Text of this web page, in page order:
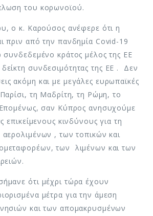
του κορωνοϊού.
ο κ. Καρούσος ανέφερε ότι η
πριν από την πανδημία Covid-19
συνδεδεμένο κράτος μέλος της ΕΕ
συνδεσιμότητας της ΕΕ . Δεν
ακόμη και με μεγάλες ευρωπαϊκές
τη Μαδρίτη, τη Ρώμη, το
σαν Κύπρος ανησυχούμε
επικείμενους κινδύνους για τη
αερολιμένων , των τοπικών και
των λιμένων και των
ότι μέχρι τώρα έχουν
μέτρα για την άμεση
και των απομακρυσμένων